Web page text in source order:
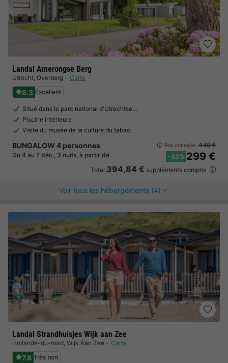
Landal Amerongse Berg
Utrecht, Overberg Carte
8.3 Excellent
Situé dans le parc national d'Utrechtse…
Piscine intérieure
Visite du musée de la culture du tabac
BUNGALOW 4 personnes
Du 4 au 7 déc., 3 nuits, à partir de
Prix conseillé :449 €
-33% 299 €
Total 394,84 € suppléments compris
Voir tous les hébergements (4)
Landal Strandhuisjes Wijk aan Zee
Hollande-du-nord, Wijk Aan Zee Carte
7.8 Très bon